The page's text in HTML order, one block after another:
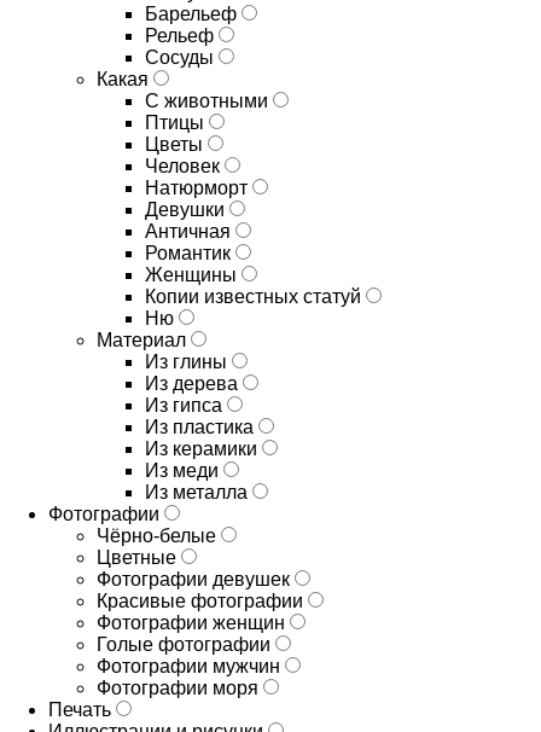
Барельеф
Рельеф
Сосуды
Какая
С животными
Птицы
Цветы
Человек
Натюрморт
Девушки
Античная
Романтик
Женщины
Копии известных статуй
Ню
Материал
Из глины
Из дерева
Из гипса
Из пластика
Из керамики
Из меди
Из металла
Фотографии
Чёрно-белые
Цветные
Фотографии девушек
Красивые фотографии
Фотографии женщин
Голые фотографии
Фотографии мужчин
Фотографии моря
Печать